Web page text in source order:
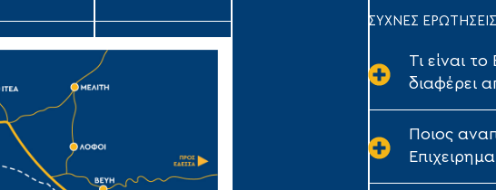
ΣΥΧΝΕΣ ΕΡΩΤΗΣΕΙΣ
Τι είναι
διαφέρει
Ποιος